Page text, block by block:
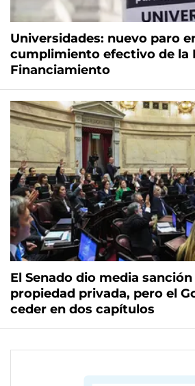
Universidades: nuevo paro
cumplimiento efectivo de la
Financiamiento
El Senado dio media
propiedad privada, pero el
ceder en dos capítulos